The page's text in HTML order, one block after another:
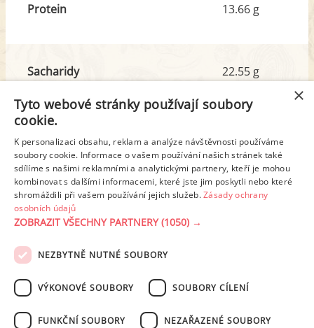
Protein 13.66 g
Sacharidy
z toho cukr
22.55 g
2.96 g
Tuk
z toho nas. mastné kyseliny
19.30 g
5.20 g
Detailní rozpis
PODMÍNKY UŽITÍ ZÁSADY OCHRANY OSOBNÍCH ÚDAJŮ
NASTAVENÍ COOKIES
×
Tyto webové stránky používají soubory
cookie.
K personalizaci obsahu, reklam a analýze návštěvnosti používáme
soubory cookie. Informace o vašem používání našich stránek také
sdílíme s našimi reklamními a analytickými partnery, kteří je mohou
kombinovat s dalšími informacemi, které jste jim poskytli nebo které
shromáždili při vašem používání jejich služeb.Zásady ochrany
osobních údajů
ZOBRAZIT VŠECHNY PARTNERY(1050) →
NEZBYTNĚ NUTNÉ SOUBORY
VÝKONOVÉ SOUBORY SOUBORY CÍLENÍ
FUNKČNÍ SOUBORY NEZAŘAZENÉ SOUBORY